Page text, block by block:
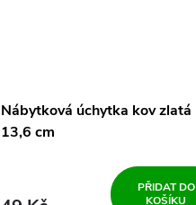
Nábytková úchytka kov zlatá
13,6 cm
PŘIDAT DO
KOŠÍKU